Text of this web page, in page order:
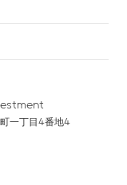
一丁目4番地4